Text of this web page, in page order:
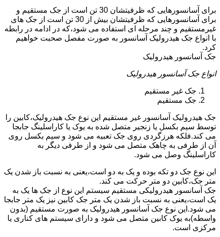
برای آسانسورهایی که ظرفیتشان 30 تن است از جک مستقیم و
برای آسانسورهایی که ظرفیتشان بیش از 30 تن است از جک های
غیرمستقیم و چند مرحله ای استفاده می شود،که در ادامه در رابطه
با انواع جک هیدرولیک آسانسور به صورت مفصل صحبت خواهیم
کرد.
جک آسانسور هیدرولیک
انواع جک آسانسور هیدرولیک
جک غیر مستقیم
جک مستقیم
جک هیدرولیک آسانسور غیر مستقیم این نوع جک هیدرولیک،کابین را
توسط سیم بکسل یا زنجیر متصل شده به یوک یا کاراسلینگ جابجا
می کند.فلکه هرزگردی روی جک تعبیه می شود و سیم بکسل روی
آن از طرفی به چاهک متصل می شود و از طرفی دیگر به
کاراسلینگ وصل می شود.
این نوع جک دو تکه بوده و یک به دو است،یعنی به نسبت باز شدن یک
متر جک،کابین دو متر حرکت می کند.
جک آسانسور هیدرولیکی مستقیم سیستم این نوع از جک ها یک به
یک است،یعنی به نسبت باز شدن یک متر جک کابین نیز یک متر جابجا
می شود.این نوع جک آسانسور هیدرولیک به صورت مستقیم (بدون
واسطه)به یوک کابین متصل می شود و دارای سیستم های کناری یا
مرکزی است.